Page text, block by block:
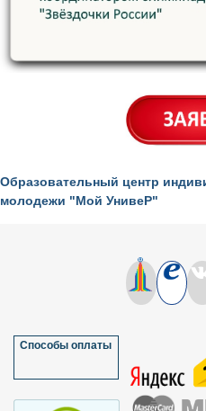
Образовательный центр
молодежи "Мой УнивеР"
Способы оплаты